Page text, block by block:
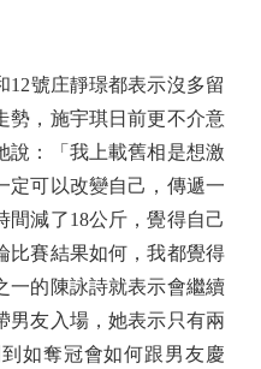
號庄靜璟都表示沒多留
勢，施宇琪日前更不介意
說：「我上載舊相是想激
定可以改變自己，傳遞一
間減了18公斤，覺得自己
比賽結果如何，我都覺得
一的陳詠詩就表示會繼續
男友入場，她表示只有兩
如奪冠會如何跟男友慶